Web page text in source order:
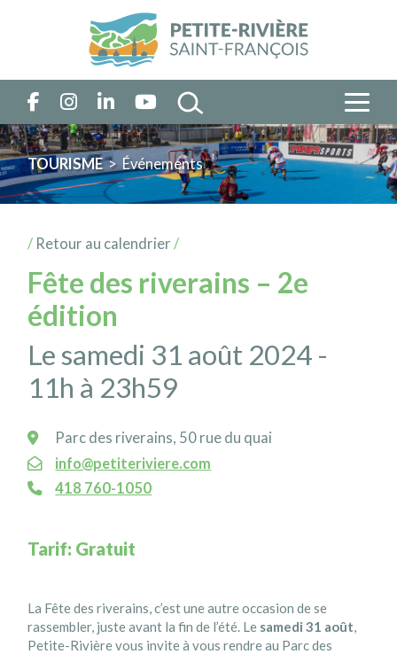
TOURISME> Événements
/ Retour au calendrier /
Fête des riverains – 2e
édition
Le samedi 31 août 2024 -
11h à 23h59
Parc des riverains, 50 rue du quai
info@petiteriviere.com
418 760-1050
Tarif: Gratuit
La Fête des riverains, c’est une autre occasion de se
rassembler, juste avant la fin de l’été. Le samedi 31 août,
Petite-Rivière vous invite à vous rendre au Parc des